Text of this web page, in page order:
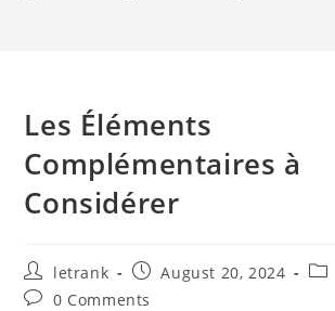
Les Éléments
Complémentaires à
Considérer
Post
author:
letrank
Post
published:
August 20, 2024
Post0 Comments